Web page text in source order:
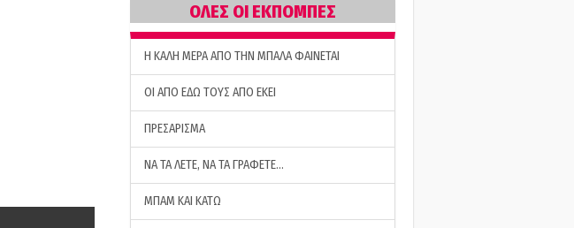
ΟΛΕΣ ΟΙ ΕΚΠΟΜΠΕΣ
H ΚΑΛΗ ΜΕΡΑ ΑΠΟ ΤΗΝ ΜΠΑΛΑ ΦΑΙΝΕΤΑΙ
ΟΙ ΑΠΟ ΕΔΩ ΤΟΥΣ ΑΠΟ ΕΚΕΙ
ΠΡΕΣΑΡΙΣΜΑ
ΝΑ ΤΑ ΛΕΤΕ, ΝΑ ΤΑ ΓΡΑΦΕΤΕ…
ΜΠΑΜ ΚΑΙ ΚΑΤΩ